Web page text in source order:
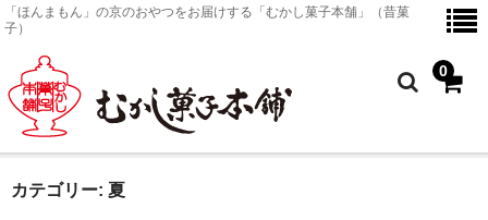
「ほんまもん」の京のおやつをお届けする「むかし菓子本舗」（昔菓
子）
0
ホーム
カテゴリー: 夏